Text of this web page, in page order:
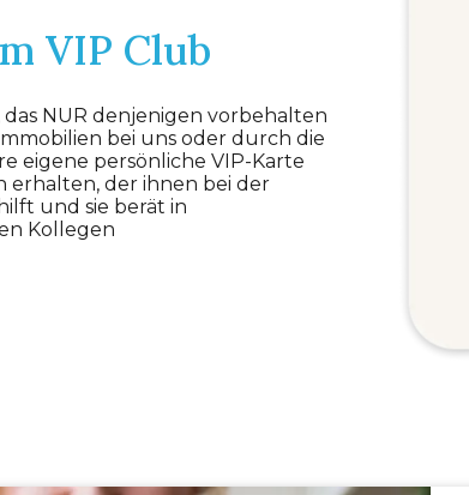
VIP Club
das NUR denjenigen vorbehalten
bei uns oder durch die
eigene persönliche VIP-Karte
erhalten, der ihnen bei der
und sie berät in
Kollegen